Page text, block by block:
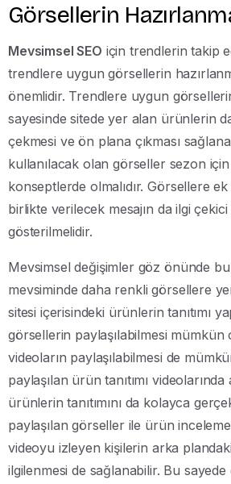
Görsellerin
Mevsimsel SEO için trendlerin takip
trendlere uygun görsellerin
önemlidir. Trendlere uygun
sayesinde sitede yer alan ürünlerin
çekmesi ve ön plana çıkması
kullanılacak olan görseller sezon
konseptlerde olmalıdır. Görsellere
birlikte verilecek mesajın da ilgi
gösterilmelidir.
Mevsimsel değişimler göz önünde
mevsiminde daha renkli görsellere
sitesi içerisindeki ürünlerin tanıtımı
görsellerin paylaşılabilmesi mümkün
videoların paylaşılabilmesi de
paylaşılan ürün tanıtımı
ürünlerin tanıtımını da kolayca
paylaşılan görseller ile ürün
videoyu izleyen kişilerin arka
ilgilenmesi de sağlanabilir. Bu sayede